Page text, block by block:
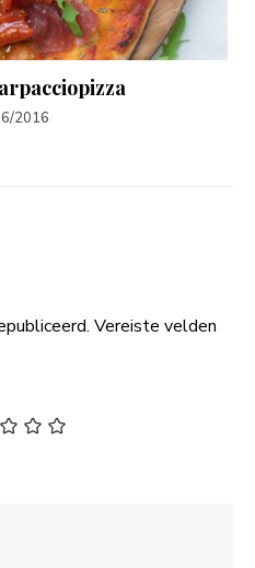
2016
Vereiste velden